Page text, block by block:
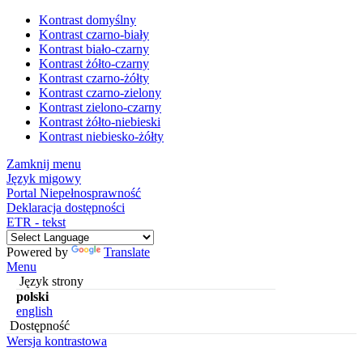
Kontrast domyślny
Kontrast czarno-biały
Kontrast biało-czarny
Kontrast żółto-czarny
Kontrast czarno-żółty
Kontrast czarno-zielony
Kontrast zielono-czarny
Kontrast żółto-niebieski
Kontrast niebiesko-żółty
Zamknij menu
Język migowy
Portal Niepełnosprawność
Deklaracja dostępności
ETR - tekst
Powered by
Translate
Menu
Język strony
polski
english
Dostępność
Wersja kontrastowa